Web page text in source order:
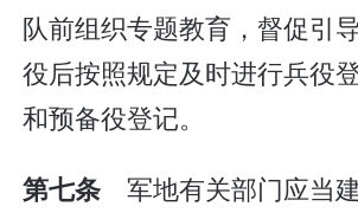
队前组织专题教育，督促引
役后按照规定及时进行兵役
和预备役登记。
第七条军地有关部门应当